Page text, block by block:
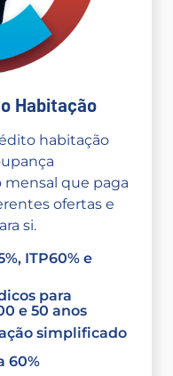
Habitação
habitação
mensal que paga
ofertas e
si.
ITP60% e
para
e 50 anos
simplificado
60%